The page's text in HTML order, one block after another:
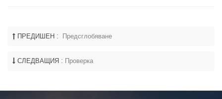
ПРЕДИШЕН : Предсглобяване
СЛЕДВАЩИЯ : Проверка